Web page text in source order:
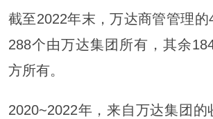
截至2022年末，万达商管管理的
288个由万达集团所有，其余
方所有。
2020~2022年，来自万达集团的